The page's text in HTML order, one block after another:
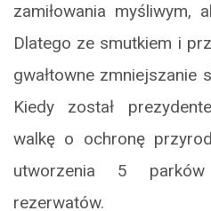
zamiłowania myśliwym,
Dlatego ze smutkiem i
gwałtowne zmniejszanie
Kiedy został
walkę o ochronę
utworzenia 5
rezerwatów.